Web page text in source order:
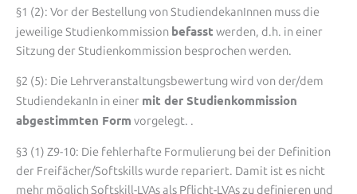
§1 (2): Vor der Bestellung von StudiendekanInnen muss die
jeweilige Studienkommission befasst werden, d.h. in einer
Sitzung der Studienkommission besprochen werden.
§2 (5): Die Lehrveranstaltungsbewertung wird von der/dem
StudiendekanIn in einer mit der Studienkommission
abgestimmten Form vorgelegt. .
§3 (1) Z9-10: Die fehlerhafte Formulierung bei der Definition
der Freifächer/Softskills wurde repariert. Damit ist es nicht
mehr möglich Softskill-LVAs als Pflicht-LVAs zu definieren und